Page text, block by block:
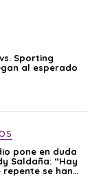
Sporting
al esperado
pone en duda
Saldaña: “Hay
repente se han